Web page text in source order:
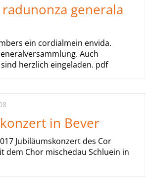
generala
ein cordialmein envida.
Auch
herzlich eingeladen. pdf
in Bever
Jubiläumskonzert des Cor
dem Chor mischedau Schluein in